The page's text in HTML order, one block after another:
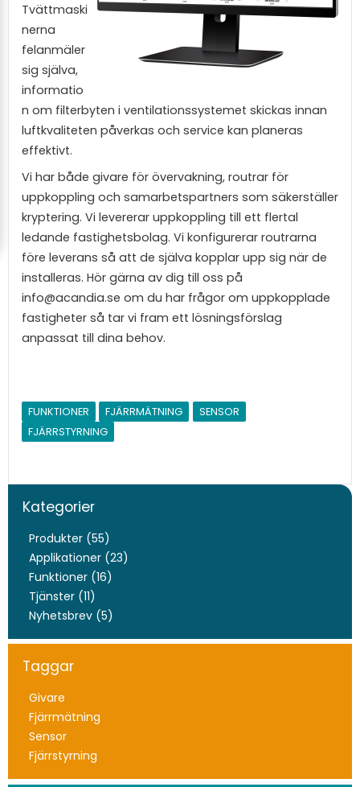
Tvättmaski
nerna
felanmäler
sig själva,
informatio
n om filterbyten i ventilationssystemet skickas innan
luftkvaliteten påverkas och service kan planeras
effektivt.
Vi har både givare för övervakning, routrar för
uppkoppling och samarbetspartners som säkerställer
kryptering. Vi levererar uppkoppling till ett flertal
ledande fastighetsbolag. Vi konfigurerar routrarna
före leverans så att de själva kopplar upp sig när de
installeras. Hör gärna av dig till oss på
info@acandia.se om du har frågor om uppkopplade
fastigheter så tar vi fram ett lösningsförslag
anpassat till dina behov.
FUNKTIONER FJÄRRMÄTNING
SENSOR
FJÄRRSTYRNING
Kategorier
Produkter (55)
Applikationer (23)
Funktioner (16)
Tjänster (11)
Nyhetsbrev (5)
Taggar
Givare
Fjärrmätning
Sensor
Fjärrstyrning